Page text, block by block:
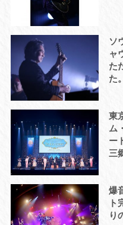
ソ
ャ
た
た。
東
ム
ー
三
爆
ト
り